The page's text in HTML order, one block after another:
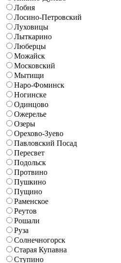
Лобня
Лосино-Петровский
Луховицы
Лыткарино
Люберцы
Можайск
Московский
Мытищи
Наро-Фоминск
Ногинске
Одинцово
Ожерелье
Озеры
Орехово-Зуево
Павловский Посад
Пересвет
Подольск
Протвино
Пушкино
Пущино
Раменское
Реутов
Рошали
Руза
Солнечногорск
Старая Купавна
Ступино